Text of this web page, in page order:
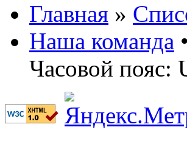
Главная »
Наша команда •
Часовой пояс: